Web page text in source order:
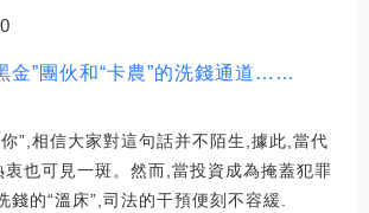
金”團伙和“卡農”的洗錢通道……
”,相信大家對這句話并不陌生,據此,當代
衷也可見一斑。然而,當投資成為掩蓋犯罪
錢的“溫床”,司法的干預便刻不容緩.